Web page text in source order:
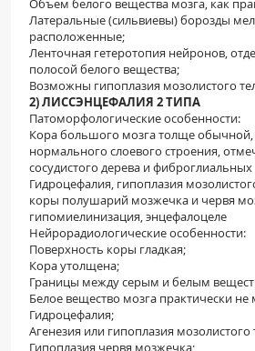
Объем белого вещества мозга, как
Латеральные (сильвиевы) борозды
расположенные;
Ленточная гетеротопия нейронов,
полосой белого вещества;
Возможны гипоплазия мозолистого
2) ЛИССЭНЦЕФАЛИЯ 2 ТИПА
Патоморфологические особенности:
Кора большого мозга толще
нормального слоевого строения,
сосудистого дерева и
Гидроцефалия, гипоплазия
коры полушарий мозжечка и червя
гипомиелинизация, энцефалоцеле
Нейрорадиологические особенности:
Поверхность коры гладкая;
Кора утолщена;
Границы между серым и белым
Белое вещество мозга практически
Гидроцефалия;
Агенезия или гипоплазия мозолистого